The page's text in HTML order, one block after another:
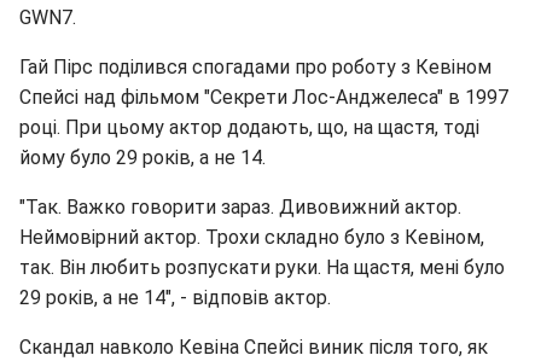
GWN7.
Гай Пірс поділився спогадами про роботу з Кевіном
Спейсі над фільмом "Секрети Лос-Анджелеса" в 1997
році. При цьому актор додають, що, на щастя, тоді
йому було 29 років, а не 14.
"Так. Важко говорити зараз. Дивовижний актор.
Неймовірний актор. Трохи складно було з Кевіном,
так. Він любить розпускати руки. На щастя, мені було
29 років, а не 14", - відповів актор.
Скандал навколо Кевіна Спейсі виник після того, як